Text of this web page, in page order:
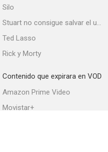
Silo
Stuart no consigue salvar el universo
Ted Lasso
Rick y Morty
Contenido que expirara en VOD
Amazon Prime Video
Movistar+